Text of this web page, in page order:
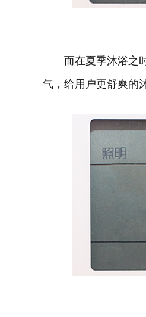
而在夏季沐浴之时
气，给用户更舒爽的